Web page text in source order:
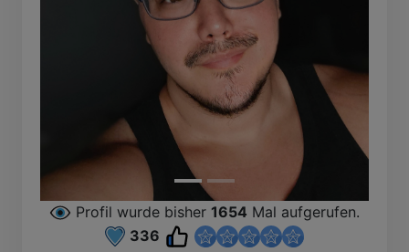
Profil wurde bisher 1654 Mal aufgerufen.
336